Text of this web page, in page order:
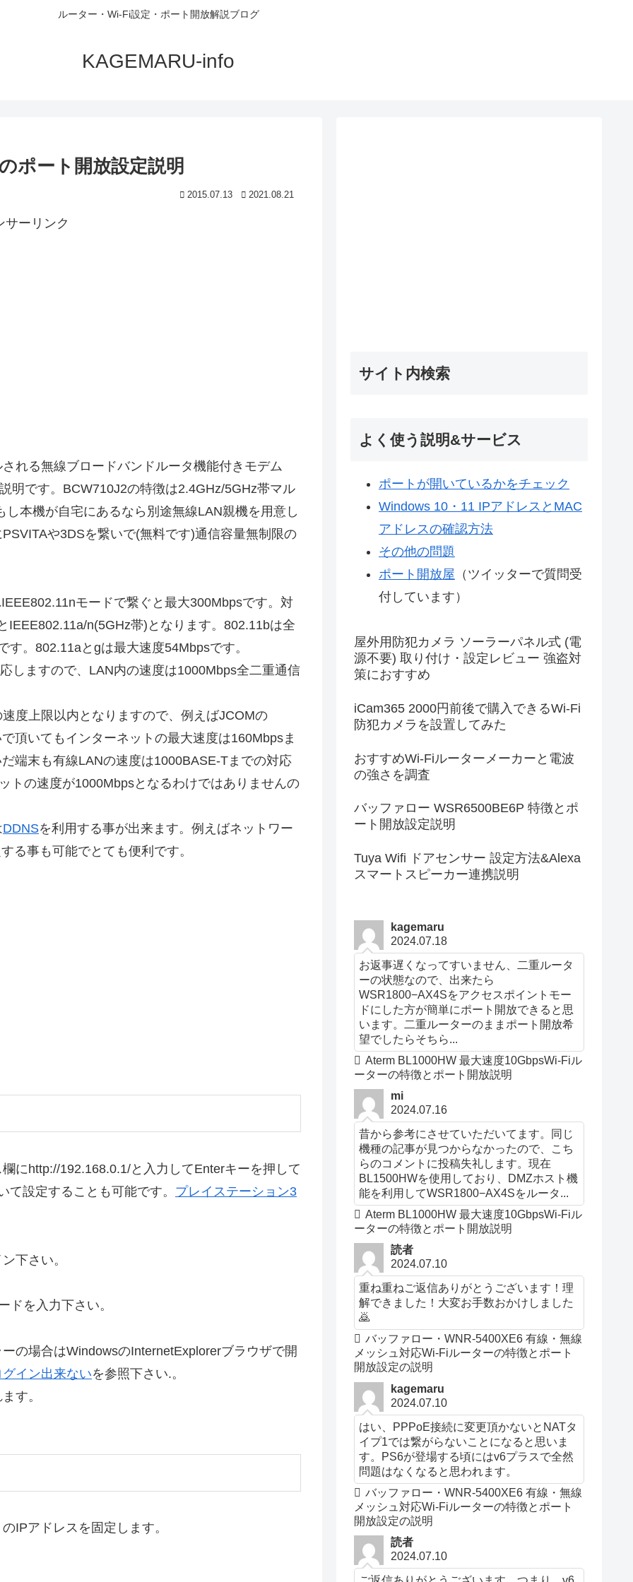
ルーター・Wi-Fi設定・ポート開放解説ブログ
KAGEMARU-info
ポート開放設定説明
2015.07.13 2021.08.21
サーリンク
れる無線ブロードバンドルータ機能付きモデム
明です。BCW710J2の特徴は2.4GHz/5GHz帯マル
本機が自宅にあるなら別途無線LAN親機を用意し
や3DSを繋いで(無料です)通信容量無制限の
モードで繋ぐと最大300Mbpsです。対
n(5GHz帯)となります。802.11bは全
。802.11aとgは最大速度54Mbpsです。
しますので、LAN内の速度は1000Mbps全二重通信
度上限以内となりますので、例えばJCOMの
頂いてもインターネットの最大速度は160Mbpsま
端末も有線LANの速度は1000BASE-Tまでの対応
トの速度が1000Mbpsとなるわけではありませんの
DDNSを利用する事が出来ます。例えばネットワー
る事も可能でとても便利です。
にhttp://192.168.0.1/と入力してEnterキーを押して
設定することも可能です。 プレイステーション3
下さい。
ドを入力下さい。
の場合はWindowsのInternetExplorerブラウザで開
イン出来ないを参照下さい.。
す。
IPアドレスを固定します。
サイト内検索
よく使う説明&サービス
ポートが開いているかをチェック
Windows 10・11 IPアドレスとMAC
アドレスの確認方法
その他の問題
ポート開放屋 （ツイッターで質問受
付しています）
屋外用防犯カメラ ソーラーパネル式 (電
源不要) 取り付け・設定レビュー 強盗対
策におすすめ
iCam365 2000円前後で購入できるWi-Fi
防犯カメラを設置してみた
おすすめWi-Fiルーターメーカーと電波
の強さを調査
バッファロー WSR6500BE6P 特徴とポ
ート開放設定説明
Tuya Wifi ドアセンサー 設定方法&Alexa
スマートスピーカー連携説明
kagemaru
2024.07.18
お返事遅くなってすいません、二重ルータ
ーの状態なので、出来たら
WSR1800−AX4Sをアクセスポイントモー
ドにした方が簡単にポート開放できると思
います。二重ルーターのままポート開放希
望でしたらそちら...
Aterm BL1000HW 最大速度10GbpsWi-Fiル
ーターの特徴とポート開放説明
mi
2024.07.16
昔から参考にさせていただいてます。同じ
機種の記事が見つからなかったので、こち
らのコメントに投稿失礼します。現在
BL1500HWを使用しており、DMZホスト機
能を利用してWSR1800−AX4Sをルータ...
Aterm BL1000HW 最大速度10GbpsWi-Fiル
ーターの特徴とポート開放説明
読者
2024.07.10
重ね重ねご返信ありがとうございます！理
解できました！大変お手数おかけしました
🙇
バッファロー・WNR-5400XE6 有線・無線
メッシュ対応Wi-Fiルーターの特徴とポート
開放設定の説明
kagemaru
2024.07.10
はい、PPPoE接続に変更頂かないとNATタ
イプ1では繋がらないことになると思いま
す。PS6が登場する頃にはv6プラスで全然
問題はなくなると思われます。
バッファロー・WNR-5400XE6 有線・無線
メッシュ対応Wi-Fiルーターの特徴とポート
開放設定の説明
読者
2024.07.10